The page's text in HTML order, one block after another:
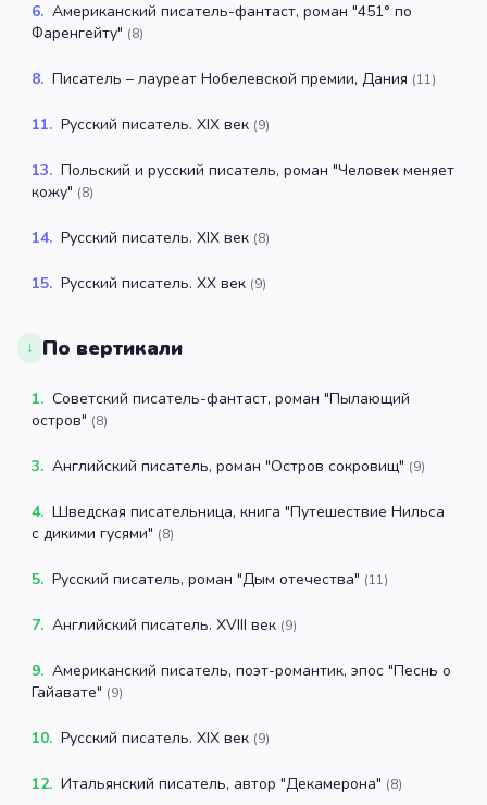
6. Американский писатель-фантаст, роман "451° по
Фаренгейту" (8)
8. Писатель – лауреат Нобелевской премии, Дания (11)
11. Русский писатель. XIX век (9)
13. Польский и русский писатель, роман "Человек меняет
кожу" (8)
14. Русский писатель. XIX век (8)
15. Русский писатель. XX век (9)
↓ По вертикали
1. Советский писатель-фантаст, роман "Пылающий
остров" (8)
3. Английский писатель, роман "Остров сокровищ" (9)
4. Шведская писательница, книга "Путешествие Нильса
с дикими гусями" (8)
5. Русский писатель, роман "Дым отечества" (11)
7. Английский писатель. XVIII век (9)
9. Американский писатель, поэт-романтик, эпос "Песнь о
Гайавате" (9)
10. Русский писатель. XIX век (9)
12. Итальянский писатель, автор "Декамерона" (8)